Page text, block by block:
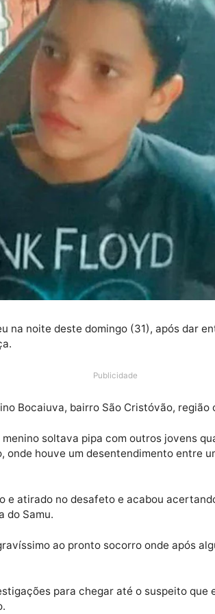
Publicidade
o menino soltava pipa com outros
onde houve um
e atirado no desafeto e acabou
do Samu.